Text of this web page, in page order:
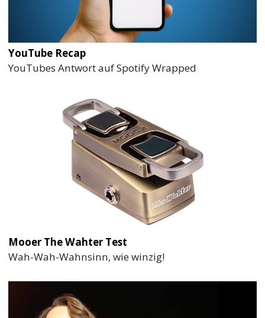
YouTube Recap
YouTubes Antwort auf Spotify Wrapped
Mooer The Wahter Test
Wah-Wah-Wahnsinn, wie winzig!